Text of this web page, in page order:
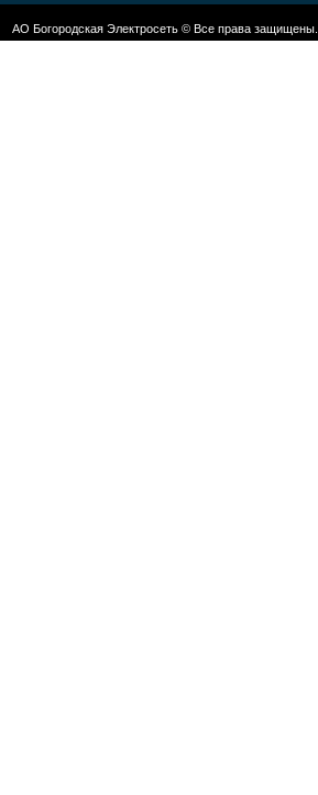
АО Богородская Электросеть © Все права защищены.